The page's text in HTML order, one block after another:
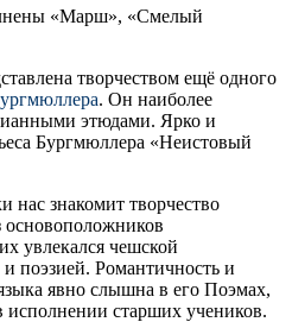
«Марш», «Смелый
творчеством ещё одного
. Он наиболее
этюдами. Ярко и
Бургмюллера «Неистовый
нас знакомит творчество
основоположников
увлекался чешской
поэзией. Романтичность и
явно слышна в его Поэмах,
исполнении старших учеников.